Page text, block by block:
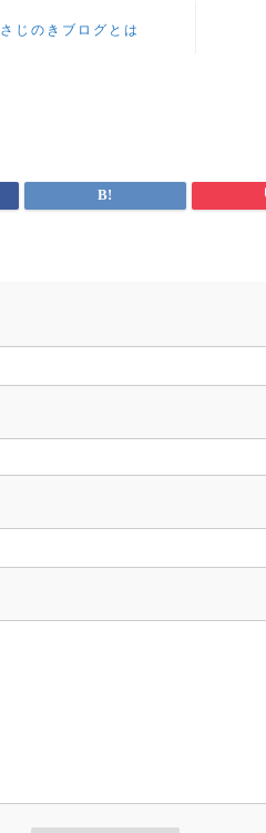
さじのきブログとは